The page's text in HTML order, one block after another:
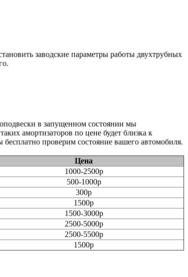
заводские параметры работы двухтрубных
в запущенном состоянии мы
амортизаторов по цене будет близка к
проверим состояние вашего автомобиля.
Цена
1000-2500р
500-1000р
300р
1500р
1500-3000р
2500-5000р
2500-5500р
1500р